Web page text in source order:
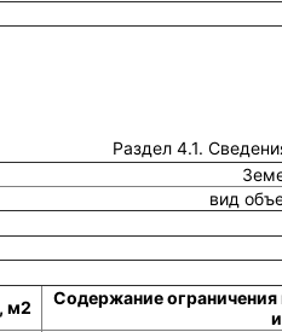
Раздел 4.1.
вид
м2
Содержание ограничения